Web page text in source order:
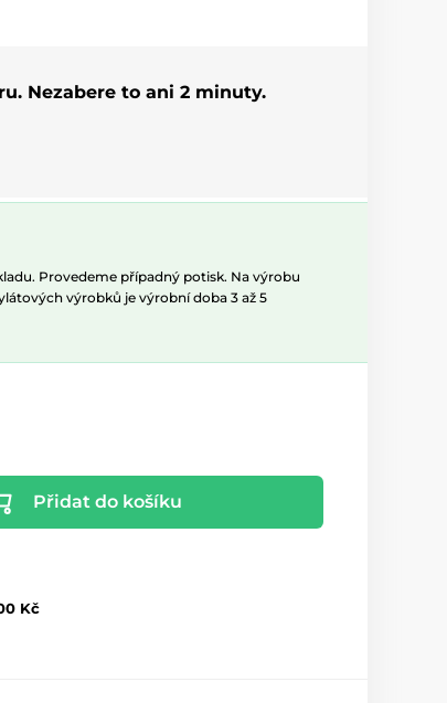
Nezabere to ani 2 minuty.
Provedeme případný potisk. Na výrobu
výrobků je výrobní doba 3 až 5
Přidat do košíku
Kč